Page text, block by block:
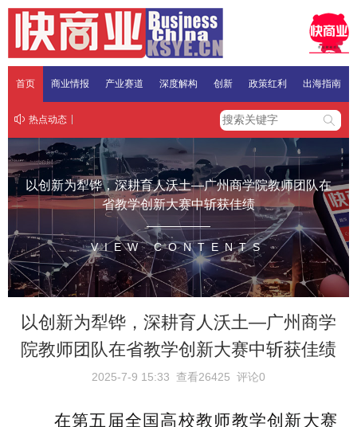
首页 商业情报 产业赛道 深度解构 创新 政策红利 出海指南
热点动态
以创新为犁铧，深耕育人沃土—广州商学院教师团队在
省教学创新大赛中斩获佳绩
VIEW CONTENTS
以创新为犁铧，深耕育人沃土—广州商学
院教师团队在省教学创新大赛中斩获佳绩
2025-7-9 15:33 查看26425 评论0
在第五届全国高校教师教学创新大赛